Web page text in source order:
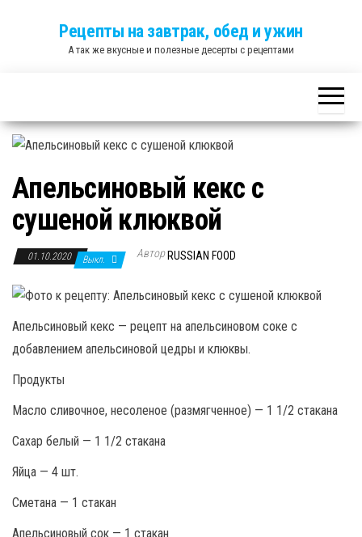
Рецепты на завтрак, обед и ужин
А так же вкусные и полезные десерты с рецептами
Апельсиновый кекс с
сушеной клюквой
01.10.2020 Выкл. Автор RUSSIAN FOOD
Апельсиновый кекс — рецепт на апельсиновом соке с
добавлением апельсиновой цедры и клюквы.
Продукты
Масло сливочное, несоленое (размягченное) — 1 1/2 стакана
Сахар белый — 1 1/2 стакана
Яйца — 4 шт.
Сметана — 1 стакан
Апельсиновый сок — 1 стакан